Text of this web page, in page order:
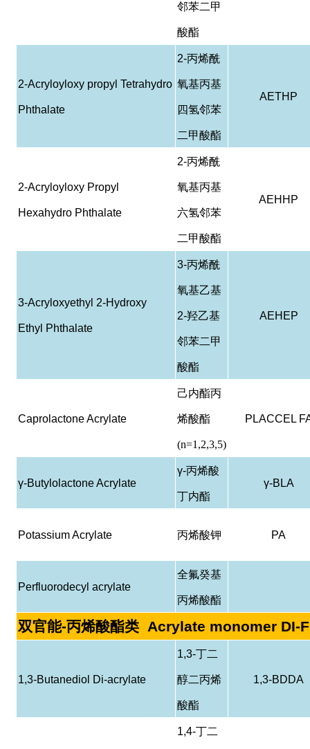
邻苯二甲
酸酯
2-Acryloyloxy propyl Tetrahydro
Phthalate
2-丙烯酰
氧基丙基
四氢邻苯
二甲酸酯
AETHP
2-Acryloyloxy Propyl
Hexahydro Phthalate
2-丙烯酰
氧基丙基
六氢邻苯
二甲酸酯
AEHHP
3-Acryloxyethyl 2-Hydroxy
Ethyl Phthalate
3-丙烯酰
氧基乙基
2-羟乙基
邻苯二甲
酸酯
AEHEP
Caprolactone Acrylate
己内酯丙
烯酸酯
(n=1,2,3,5)
PLACCEL
γ-Butylolactone Acrylate
γ-丙烯酸
丁内酯
γ-BLA
Potassium Acrylate 丙烯酸钾 PA
Perfluorodecyl acrylate
全氟癸基
丙烯酸酯
双官能-丙烯酸酯类Acrylate monomer DI-
1,3-Butanediol Di-acrylate
1,3-丁二
醇二丙烯
酸酯
1,3-BDDA
1,4-丁二